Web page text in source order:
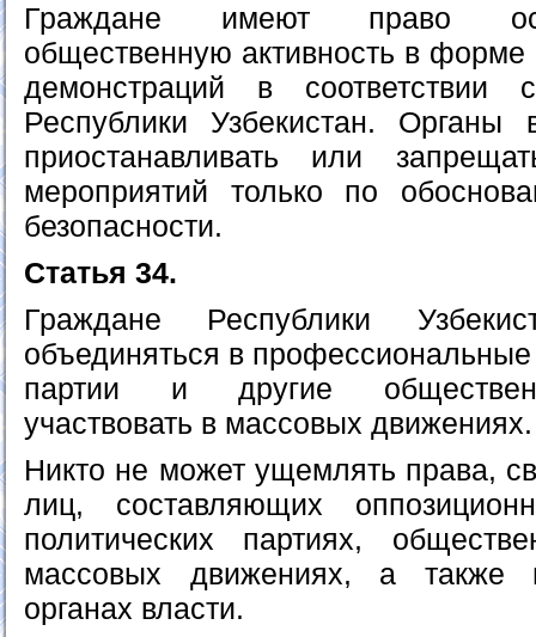
Граждане имеют право
общественную активность в форме
демонстраций в соответствии с
Республики Узбекистан. Органы
приостанавливать или
мероприятий только по
безопасности.
Статья 34.
Граждане Республики
объединяться в
партии и другие
участвовать в массовых движениях.
Никто не может ущемлять права,
лиц, составляющих
политических партиях,
массовых движениях, а также
органах власти.